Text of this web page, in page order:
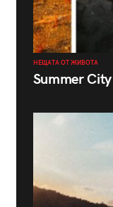
НЕЩАТА ОТ ЖИВОТА
Summer